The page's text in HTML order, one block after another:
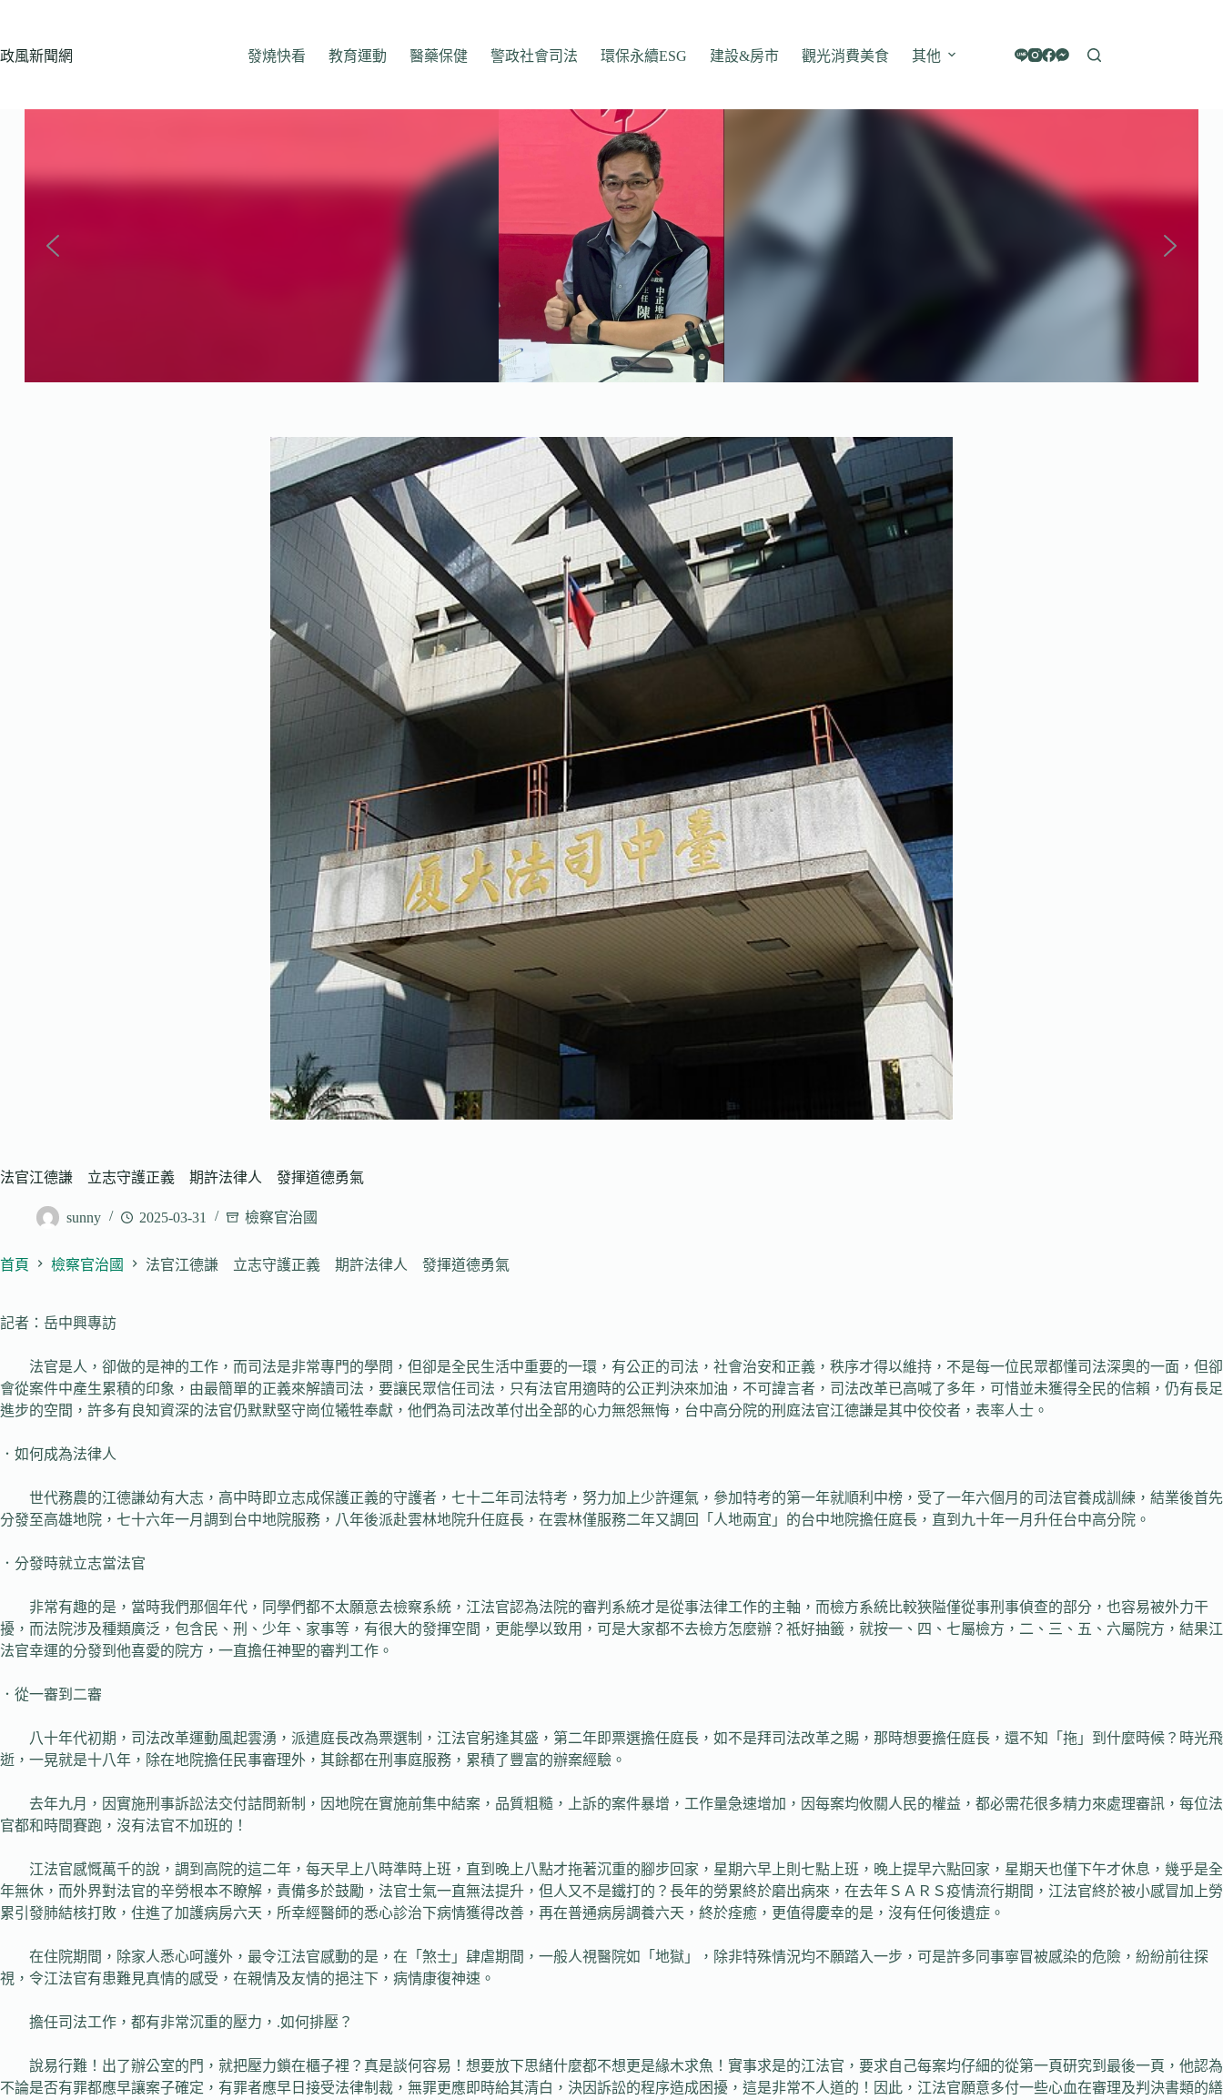
主
政風新聞網 發燒快看 教育運動 醫藥保健 警政社會司法 環保永續ESG 建設&房市 觀光消費美食 其他
法官江德謙 立志守護正義 期許法律人 發揮道德勇氣
sunny 2025-03-31 檢察官治國
首頁 檢察官治國 法官江德謙 立志守護正義 期許法律人 發揮道德勇氣
記者：岳中興專訪
法官是人，卻做的是神的工作，而司法是非常專門的學問，但卻是全民生活中重要的一環，有公正的司法，社會治安和正義，秩序才得以維持，不是每一位民眾都懂司法深奧的一面，但卻
會從案件中產生累積的印象，由最簡單的正義來解讀司法，要讓民眾信任司法，只有法官用適時的公正判決來加油，不可諱言者，司法改革已高喊了多年，可惜並未獲得全民的信賴，仍有長足
進步的空間，許多有良知資深的法官仍默默堅守崗位犧牲奉獻，他們為司法改革付出全部的心力無怨無悔，台中高分院的刑庭法官江德謙是其中佼佼者，表率人士。
．如何成為法律人
世代務農的江德謙幼有大志，高中時即立志成保護正義的守護者，七十二年司法特考，努力加上少許運氣，參加特考的第一年就順利中榜，受了一年六個月的司法官養成訓練，結業後首先
分發至高雄地院，七十六年一月調到台中地院服務，八年後派赴雲林地院升任庭長，在雲林僅服務二年又調回「人地兩宜」的台中地院擔任庭長，直到九十年一月升任台中高分院。
．分發時就立志當法官
非常有趣的是，當時我們那個年代，同學們都不太願意去檢察系統，江法官認為法院的審判系統才是從事法律工作的主軸，而檢方系統比較狹隘僅從事刑事偵查的部分，也容易被外力干
擾，而法院涉及種類廣泛，包含民、刑、少年、家事等，有很大的發揮空間，更能學以致用，可是大家都不去檢方怎麼辦？祇好抽籤，就按一、四、七屬檢方，二、三、五、六屬院方，結果江
法官幸運的分發到他喜愛的院方，一直擔任神聖的審判工作。
．從一審到二審
八十年代初期，司法改革運動風起雲湧，派遣庭長改為票選制，江法官躬逢其盛，第二年即票選擔任庭長，如不是拜司法改革之賜，那時想要擔任庭長，還不知「拖」到什麼時候？時光飛
逝，一晃就是十八年，除在地院擔任民事審理外，其餘都在刑事庭服務，累積了豐富的辦案經驗。
去年九月，因實施刑事訴訟法交付詰問新制，因地院在實施前集中結案，品質粗糙，上訴的案件暴增，工作量急速增加，因每案均攸關人民的權益，都必需花很多精力來處理審訊，每位法
官都和時間賽跑，沒有法官不加班的！
江法官感慨萬千的說，調到高院的這二年，每天早上八時準時上班，直到晚上八點才拖著沉重的腳步回家，星期六早上則七點上班，晚上提早六點回家，星期天也僅下午才休息，幾乎是全
年無休，而外界對法官的辛勞根本不瞭解，責備多於鼓勵，法官士氣一直無法提升，但人又不是鐵打的？長年的勞累終於磨出病來，在去年ＳＡＲＳ疫情流行期間，江法官終於被小感冒加上勞
累引發肺結核打敗，住進了加護病房六天，所幸經醫師的悉心診治下病情獲得改善，再在普通病房調養六天，終於痊癒，更值得慶幸的是，沒有任何後遺症。
在住院期間，除家人悉心呵護外，最令江法官感動的是，在「煞士」肆虐期間，一般人視醫院如「地獄」，除非特殊情況均不願踏入一步，可是許多同事寧冒被感染的危險，紛紛前往探
視，令江法官有患難見真情的感受，在親情及友情的挹注下，病情康復神速。
擔任司法工作，都有非常沉重的壓力，.如何排壓？
說易行難！出了辦公室的門，就把壓力鎖在櫃子裡？真是談何容易！想要放下思緒什麼都不想更是緣木求魚！實事求是的江法官，要求自己每案均仔細的從第一頁研究到最後一頁，他認為
不論是否有罪都應早讓案子確定，有罪者應早日接受法律制裁，無罪更應即時給其清白，決因訴訟的程序造成困擾，這是非常不人道的！因此，江法官願意多付一些心血在審理及判決書類的繕